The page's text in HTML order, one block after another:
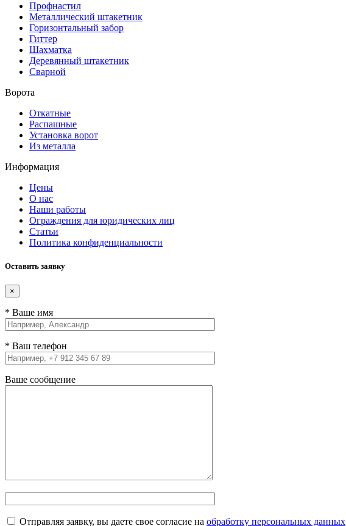
Профнастил
Металлический штакетник
Горизонтальный забор
Гиттер
Шахматка
Деревянный штакетник
Сварной
Ворота
Откатные
Распашные
Установка ворот
Из металла
Информация
Цены
О нас
Наши работы
Ограждения для юридических лиц
Статьи
Политика конфиденциальности
Оставить заявку
×
* Ваше имя
* Ваш телефон
Ваше сообщение
Отправляя заявку, вы даете свое согласие на обработку персональных данных